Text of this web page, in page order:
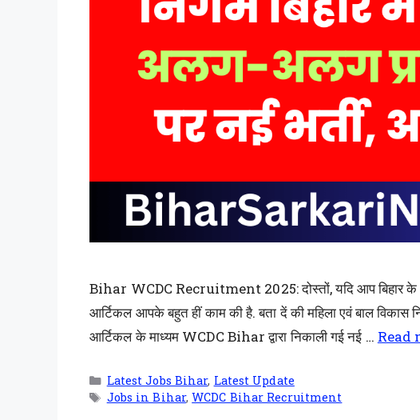
Bihar WCDC Recruitment 2025: दोस्तों, यदि आप बिहार के
आर्टिकल आपके बहुत हीं काम की है. बता दें की महिला एवं बाल विकास
आर्टिकल के माध्यम WCDC Bihar द्वारा निकाली गई नई … Read
Latest Jobs Bihar, Latest Update
Jobs in Bihar,WCDC Bihar Recruitment